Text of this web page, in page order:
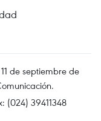
de septiembre de
(024) 39411348